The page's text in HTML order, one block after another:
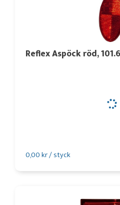
Reflex Aspöck röd,
0,00 kr / styck